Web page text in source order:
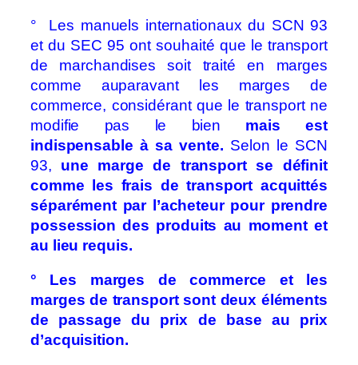
° Les manuels internationaux du SCN 93
et du SEC 95 ont souhaité que le transport
de marchandises soit traité en marges
comme auparavant les marges de
commerce, considérant que le transport ne
modifie pas le bien mais est
indispensable à sa vente. Selon le SCN
93, une marge de transport se définit
comme les frais de transport acquittés
séparément par l’acheteur pour prendre
possession des produits au moment et
au lieu requis.
° Les marges de commerce et les
marges de transport sont deux éléments
de passage du prix de base au prix
d’acquisition.